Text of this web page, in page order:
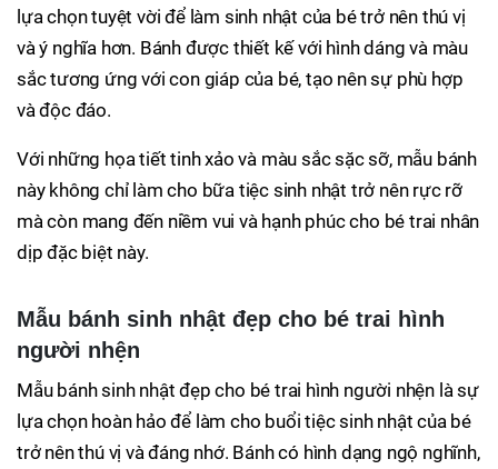
lựa chọn tuyệt vời để làm sinh nhật của bé trở nên thú vị
và ý nghĩa hơn. Bánh được thiết kế với hình dáng và màu
sắc tương ứng với con giáp của bé, tạo nên sự phù hợp
và độc đáo.
Với những họa tiết tinh xảo và màu sắc sặc sỡ, mẫu bánh
này không chỉ làm cho bữa tiệc sinh nhật trở nên rực rỡ
mà còn mang đến niềm vui và hạnh phúc cho bé trai nhân
dịp đặc biệt này.
Mẫu bánh sinh nhật đẹp cho bé trai hình
người nhện
Mẫu bánh sinh nhật đẹp cho bé trai hình người nhện là sự
lựa chọn hoàn hảo để làm cho buổi tiệc sinh nhật của bé
trở nên thú vị và đáng nhớ. Bánh có hình dạng ngộ nghĩnh,